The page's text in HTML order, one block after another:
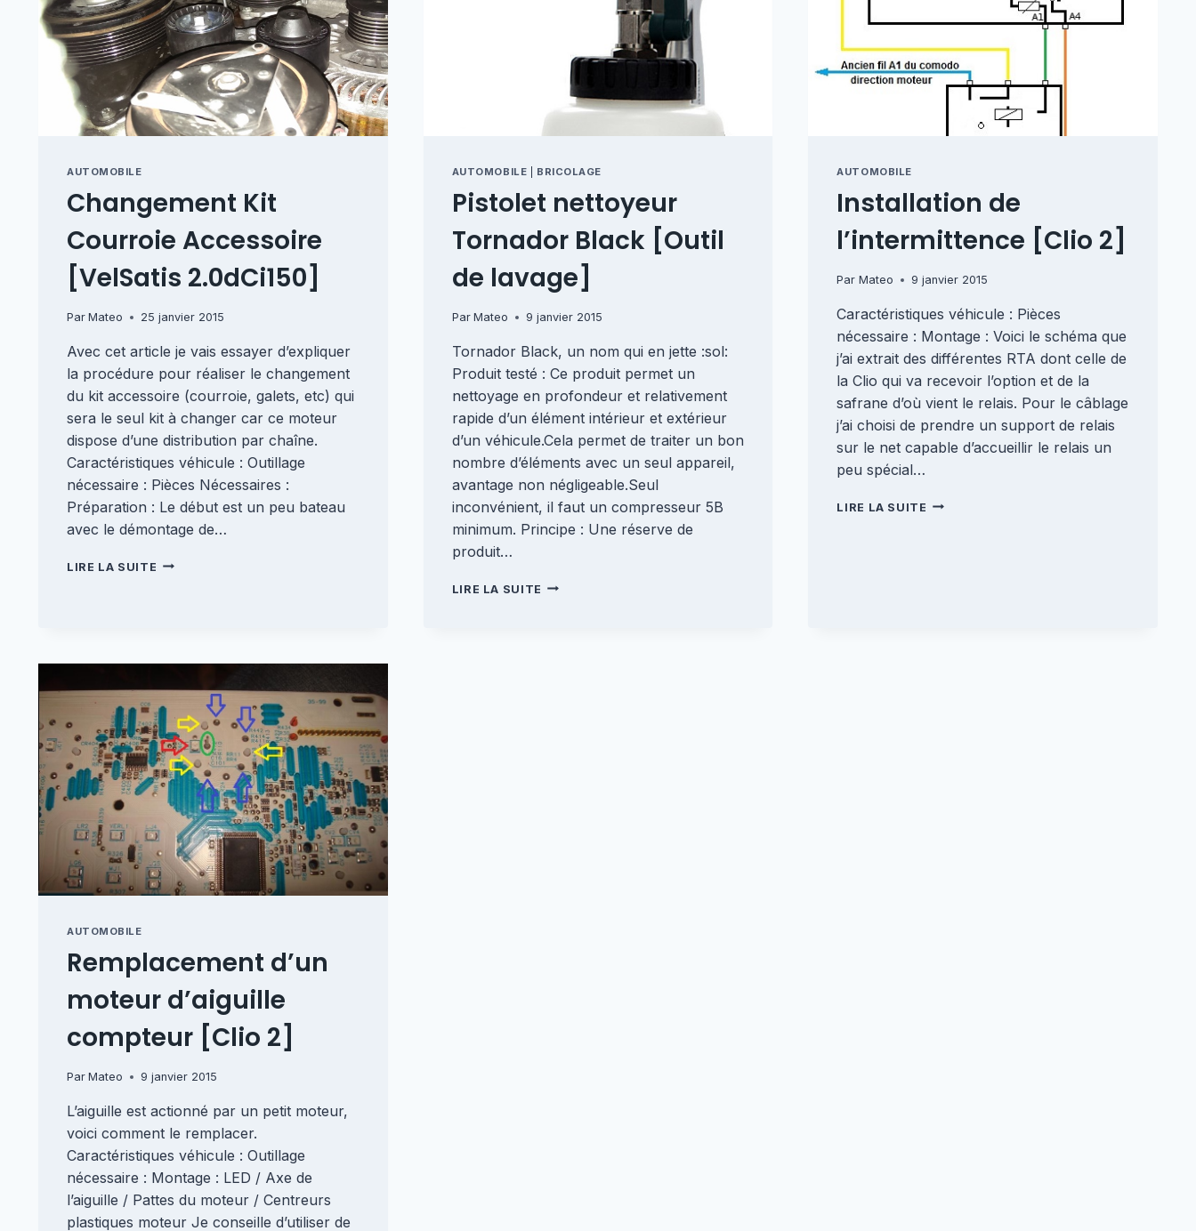
AUTOMOBILE
Changement Kit
Courroie Accessoire
[VelSatis 2.0dCi150]
Par Mateo 25 janvier 2015
Avec cet article je vais essayer d’expliquer
la procédure pour réaliser le changement
du kit accessoire (courroie, galets, etc) qui
sera le seul kit à changer car ce moteur
dispose d’une distribution par chaîne.
Caractéristiques véhicule : Outillage
nécessaire : Pièces Nécessaires :
Préparation : Le début est un peu bateau
avec le démontage de…
LIRE LA SUITE CHANGEMENT
AUTOMOBILE BRICOLAGE
Pistolet nettoyeur
Tornador Black [Outil
de lavage]
Par Mateo 9 janvier 2015
Tornador Black, un nom qui en jette :sol:
Produit testé : Ce produit permet un
nettoyage en profondeur et relativement
rapide d’un élément intérieur et extérieur
d’un véhicule.Cela permet de traiter un bon
nombre d’éléments avec un seul appareil,
avantage non négligeable.Seul
inconvénient, il faut un compresseur 5B
minimum. Principe : Une réserve de
produit…
LIRE LA SUITE PISTOLET
AUTOMOBILE
Installation de
l’intermittence [Clio 2]
Par Mateo 9 janvier 2015
Caractéristiques véhicule : Pièces
nécessaire : Montage : Voici le schéma que
j’ai extrait des différentes RTA dont celle de
la Clio qui va recevoir l’option et de la
safrane d’où vient le relais. Pour le câblage
j’ai choisi de prendre un support de relais
sur le net capable d’accueillir le relais un
peu spécial…
LIRE LA SUITE INSTALLATION
AUTOMOBILE
Remplacement d’un
moteur d’aiguille
compteur [Clio 2]
Par Mateo 9 janvier 2015
L’aiguille est actionné par un petit moteur,
voici comment le remplacer.
Caractéristiques véhicule : Outillage
nécessaire : Montage : LED / Axe de
l’aiguille / Pattes du moteur / Centreurs
plastiques moteur Je conseille d’utiliser de